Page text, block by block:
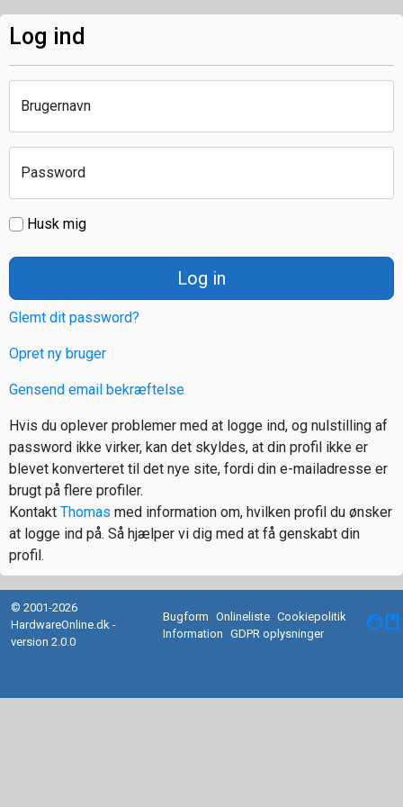
Log ind
Brugernavn
Password
Husk mig
Log in
Glemt dit password?
Opret ny bruger
Gensend email bekræftelse
Hvis du oplever problemer med at logge ind, og nulstilling af
password ikke virker, kan det skyldes, at din profil ikke er
blevet konverteret til det nye site, fordi din e-mailadresse er
brugt på flere profiler.
Kontakt Thomas med information om, hvilken profil du ønsker
at logge ind på. Så hjælper vi dig med at få genskabt din
profil.
© 2001-2026
HardwareOnline.dk -
version 2.0.0
Bugform Onlineliste Cookiepolitik
Information
GDPR oplysninger facebook